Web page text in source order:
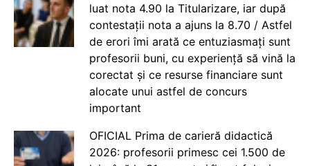
luat nota 4.90 la Titularizare, iar după
contestații nota a ajuns la 8.70 / Astfel
de erori îmi arată ce entuziasmați sunt
profesorii buni, cu experiență să vină la
corectat și ce resurse financiare sunt
alocate unui astfel de concurs
important
OFICIAL Prima de carieră didactică
2026: profesorii primesc cei 1.500 de